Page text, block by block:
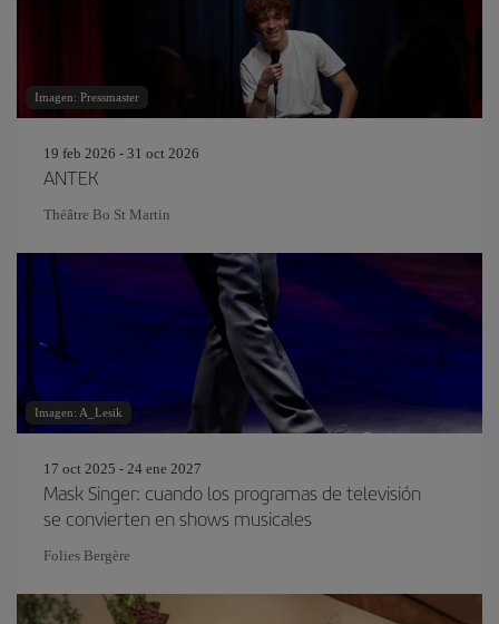
Imagen: Pressmaster
19 feb 2026 - 31 oct 2026
ANTEK
Théâtre Bo St Martin
Imagen: A_Lesik
17 oct 2025 - 24 ene 2027
Mask Singer: cuando los programas de televisión
se convierten en shows musicales
Folies Bergère